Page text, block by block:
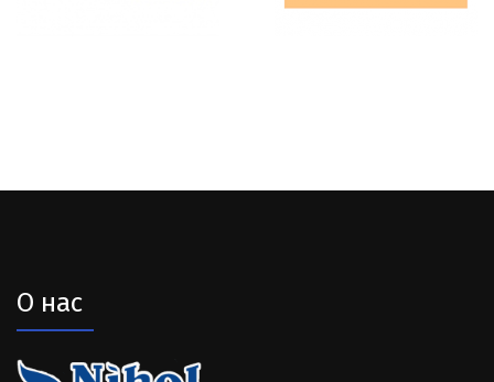
О нас